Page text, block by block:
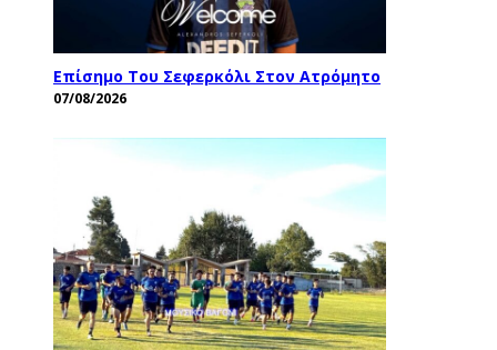
Επίσημο Του Σεφερκόλι Στον Ατρόμητο
07/08/2026